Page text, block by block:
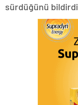
sürdüğünü bildirdi.